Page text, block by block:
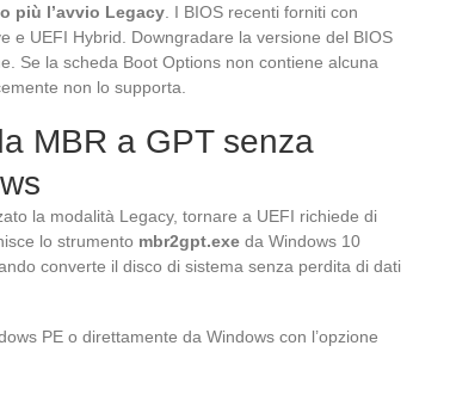
più l’avvio Legacy . I BIOS recenti forniti con
e UEFI Hybrid. Downgradare la versione del BIOS
Se la scheda Boot Options non contiene alcuna
non lo supporta.
MBR a GPT senza
la modalità Legacy, tornare a UEFI richiede di
lo strumento mbr2gpt.exe da Windows 10
converte il disco di sistema senza perdita di dati
PE o direttamente da Windows con l’opzione